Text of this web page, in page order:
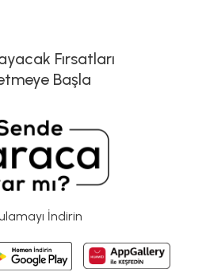
Fırsatları
Başla
İndirin